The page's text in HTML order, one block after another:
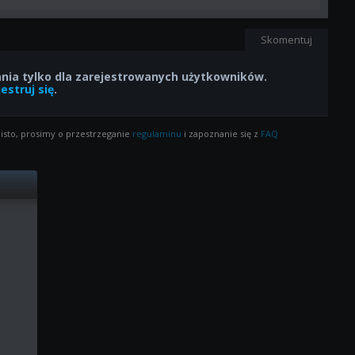
Skomentuj
tylko dla zarejestrowanych użytkowników.
się.
prosimy o przestrzeganie regulaminu i zapoznanie się z FAQ